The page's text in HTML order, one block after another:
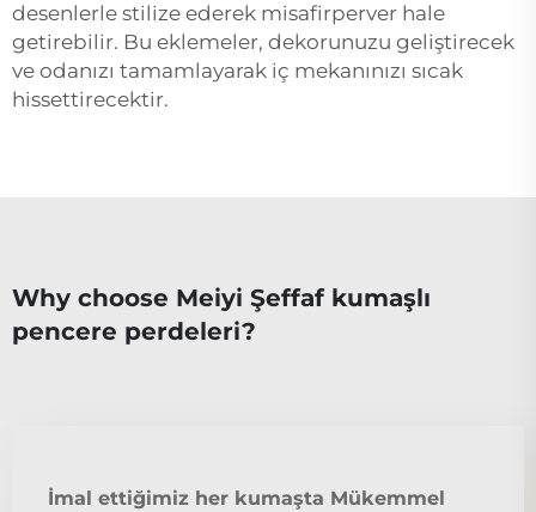
desenlerle stilize ederek misafirperver hale
getirebilir. Bu eklemeler, dekorunuzu geliştirecek
ve odanızı tamamlayarak iç mekanınızı sıcak
hissettirecektir.
Why choose Meiyi Şeffaf kumaşlı
pencere perdeleri?
İmal ettiğimiz her kumaşta Mükemmel